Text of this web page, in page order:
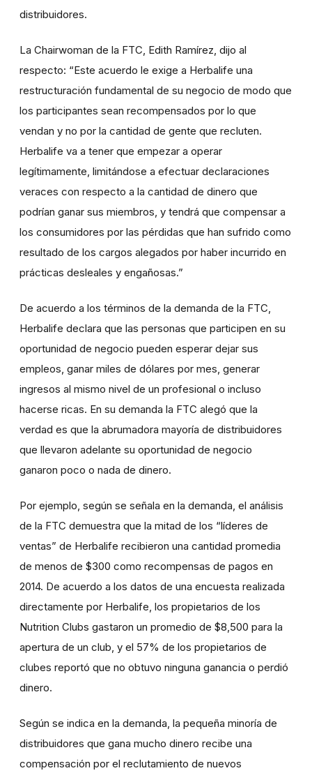
distribuidores.
La Chairwoman de la FTC, Edith Ramírez, dijo al
respecto: “Este acuerdo le exige a Herbalife una
restructuración fundamental de su negocio de modo que
los participantes sean recompensados por lo que
vendan y no por la cantidad de gente que recluten.
Herbalife va a tener que empezar a operar
legítimamente, limitándose a efectuar declaraciones
veraces con respecto a la cantidad de dinero que
podrían ganar sus miembros, y tendrá que compensar a
los consumidores por las pérdidas que han sufrido como
resultado de los cargos alegados por haber incurrido en
prácticas desleales y engañosas.”
De acuerdo a los términos de la demanda de la FTC,
Herbalife declara que las personas que participen en su
oportunidad de negocio pueden esperar dejar sus
empleos, ganar miles de dólares por mes, generar
ingresos al mismo nivel de un profesional o incluso
hacerse ricas. En su demanda la FTC alegó que la
verdad es que la abrumadora mayoría de distribuidores
que llevaron adelante su oportunidad de negocio
ganaron poco o nada de dinero.
Por ejemplo, según se señala en la demanda, el análisis
de la FTC demuestra que la mitad de los “líderes de
ventas” de Herbalife recibieron una cantidad promedia
de menos de $300 como recompensas de pagos en
2014. De acuerdo a los datos de una encuesta realizada
directamente por Herbalife, los propietarios de los
Nutrition Clubs gastaron un promedio de $8,500 para la
apertura de un club, y el 57% de los propietarios de
clubes reportó que no obtuvo ninguna ganancia o perdió
dinero.
Según se indica en la demanda, la pequeña minoría de
distribuidores que gana mucho dinero recibe una
compensación por el reclutamiento de nuevos